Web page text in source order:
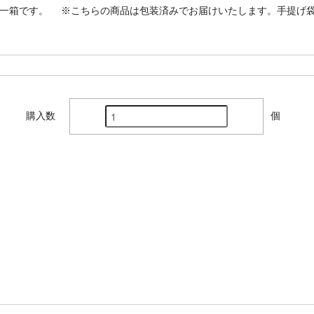
箱です。 ※こちらの商品は包装済みでお届けいたします。手提げ袋
購入数 個